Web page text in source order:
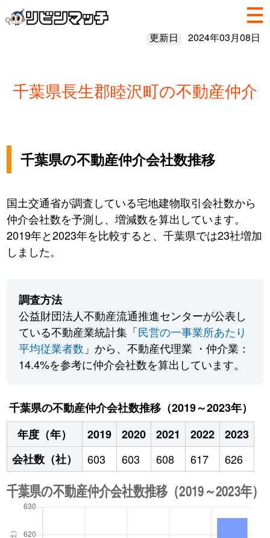
更新日 2024年03月08日
千葉県長生郡睦沢町の不動産仲介
千葉県の不動産仲介会社数推移
国土交通省が調査している宅地建物取引会社数から
仲介会社数を予測し、増減数を算出しています。
2019年と2023年を比較すると、千葉県では23社増加
しました。
調査方法
公益財団法人不動産流通推進センターが公表し
ている不動産業統計集「民営の一事業所あたり
平均従業者数 」から、不動産代理業 ・仲介業：
14.4%を参考に仲介会社数を算出しています。
千葉県の不動産仲介会社数推移（2019～2023年）
年度（年）
2019 2020 2021 2022
2023
会社数（社）
603 603 608 617 626